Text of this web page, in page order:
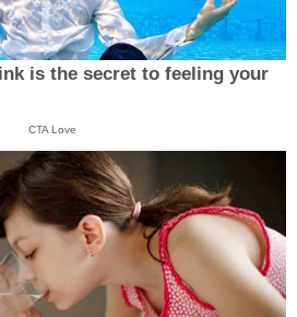
is the secret to feeling your
CTA Love